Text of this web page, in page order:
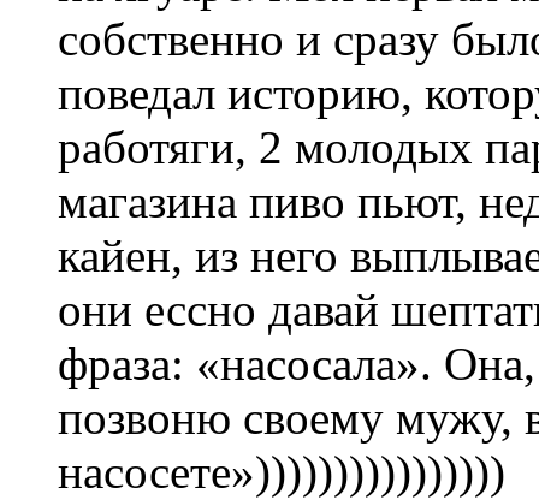
собственно и сразу
поведал историю,
работяги, 2 молодых
магазина пиво пьют,
кайен, из него
они ессно давай
фраза: «насосала».
позвоню своему мужу,
насосете»))))))))))))))))